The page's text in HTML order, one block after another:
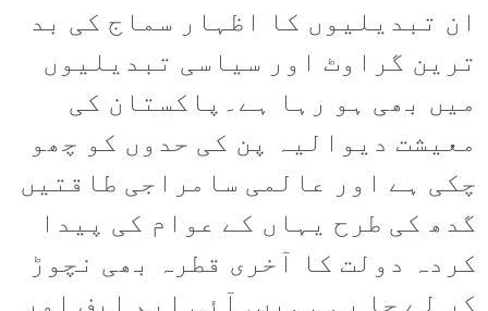
ان تبدیلیوں کا اظہار سماج کی بد
ترین گراوٹ اور سیاسی تبدیلیوں
میں بھی ہو رہا ہے۔پاکستان کی
معیشت دیوالیہ پن کی حدوں کو چھو
چکی ہے اور عالمی سامراجی طاقتیں
گدھ کی طرح یہاں کے عوام کی پیدا
کردہ دولت کا آخری قطرہ بھی نچوڑ